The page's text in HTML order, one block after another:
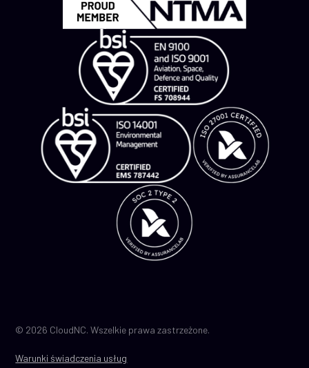
Warunki świadczenia usług
© 2026 CloudNC. Wszelkie prawa zastrzeżone.